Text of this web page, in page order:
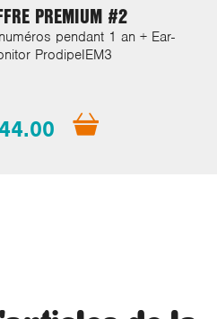
PREMIUM #2
pendant 1 an + Ear-
ProdipeIEM3